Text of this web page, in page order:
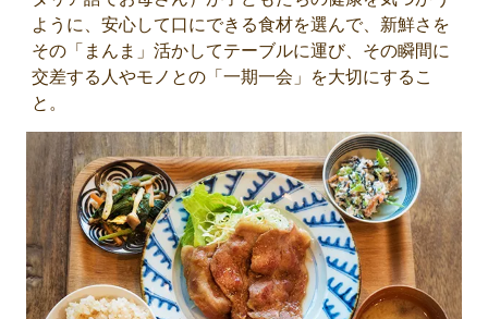
ように、安心して口にできる食材を選んで、新鮮さを
その「まんま」活かしてテーブルに運び、その瞬間に
交差する人やモノとの「一期一会」を大切にするこ
と。